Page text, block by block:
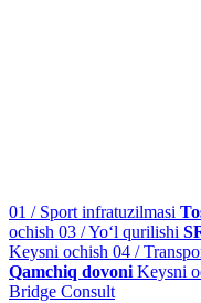
01 / Sport infratuzilmasi
ochish 03 / Yo‘l qurilishi
Keysni ochish 04 /
Qamchiq dovoni Keysni
Bridge Consult